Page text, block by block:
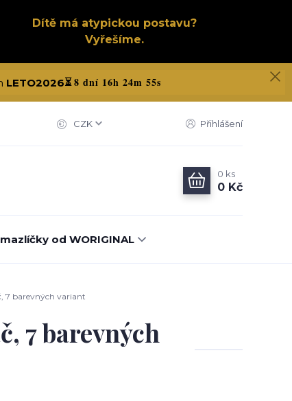
Dítě má atypickou postavu?
Vyřešíme.
LETO2026⏳8 dní 16h 24m 54s
CZK Přihlášení
0 ks
0 Kč
od WORIGINAL
7 barevných variant
7 barevných